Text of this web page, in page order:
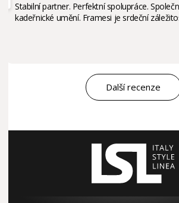
Stabilní partner. Perfektní spolupráce.
kadeřnické umění. Framesi je srdeční
Další recenze